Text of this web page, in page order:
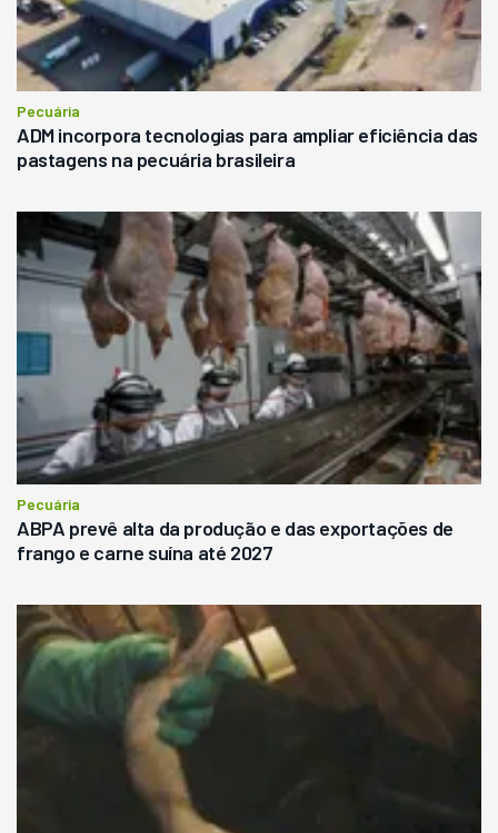
Pecuária
ADM incorpora tecnologias para ampliar eficiência das
pastagens na pecuária brasileira
Pecuária
ABPA prevê alta da produção e das exportações de
frango e carne suína até 2027